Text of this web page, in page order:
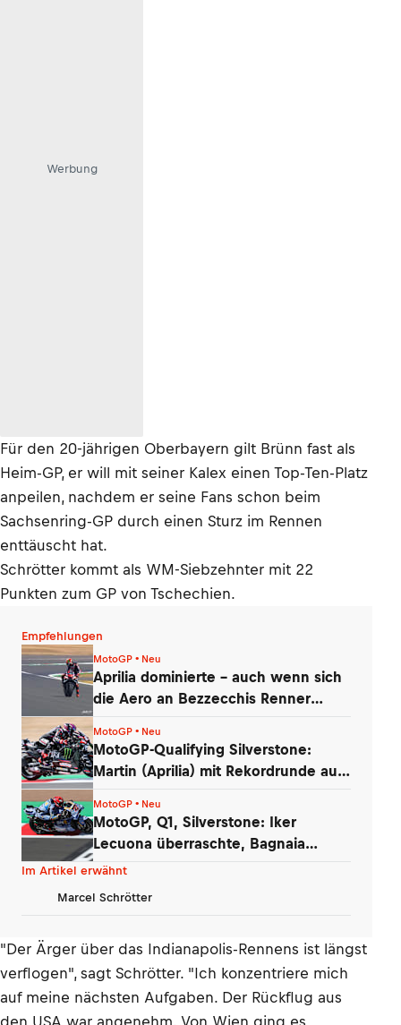
Werbung
Für den 20-jährigen Oberbayern gilt Brünn fast als
Heim-GP, er will mit seiner Kalex einen Top-Ten-Platz
anpeilen, nachdem er seine Fans schon beim
Sachsenring-GP durch einen Sturz im Rennen
enttäuscht hat.
Schrötter kommt als WM-Siebzehnter mit 22
Punkten zum GP von Tschechien.
Empfehlungen
MotoGP • Neu
Aprilia dominierte – auch wenn sich
die Aero an Bezzecchis Renner
MotoGP • Neu
MotoGP-Qualifying Silverstone:
Martin (Aprilia) mit Rekordrunde auf
MotoGP • Neu
MotoGP, Q1, Silverstone: Iker
Lecuona überraschte, Bagnaia
enttäuschte
Im Artikel erwähnt
Marcel Schrötter
"Der Ärger über das Indianapolis-Rennens ist längst
verflogen", sagt Schrötter. "Ich konzentriere mich
auf meine nächsten Aufgaben. Der Rückflug aus
den USA war angenehm. Von Wien ging es